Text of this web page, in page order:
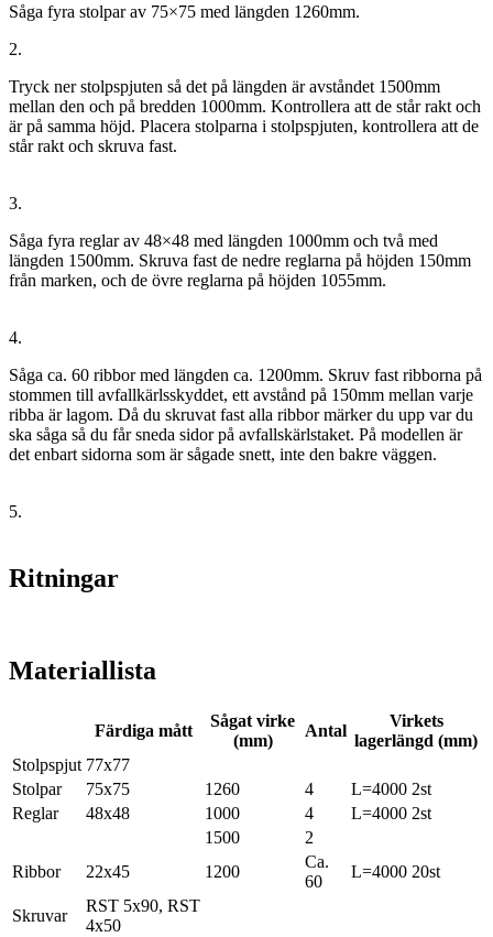
Såga fyra stolpar av 75×75 med längden 1260mm.
2.
Tryck ner stolpspjuten så det på längden är avståndet 1500mm
mellan den och på bredden 1000mm. Kontrollera att de står rakt och
är på samma höjd. Placera stolparna i stolpspjuten, kontrollera att de
står rakt och skruva fast.
3.
Såga fyra reglar av 48×48 med längden 1000mm och två med
längden 1500mm. Skruva fast de nedre reglarna på höjden 150mm
från marken, och de övre reglarna på höjden 1055mm.
4.
Såga ca. 60 ribbor med längden ca. 1200mm. Skruv fast ribborna på
stommen till avfallkärlsskyddet, ett avstånd på 150mm mellan varje
ribba är lagom. Då du skruvat fast alla ribbor märker du upp var du
ska såga så du får sneda sidor på avfallskärlstaket. På modellen är
det enbart sidorna som är sågade snett, inte den bakre väggen.
5.
Ritningar
Materiallista
Färdiga mått
Sågat virke
(mm)
Antal
Virkets
lagerlängd (mm)
Stolpspjut 77x77
Stolpar
75x75 1260 4
L=4000 2st
Reglar
48x48 1000 4
L=4000 2st
1500
2
Ribbor
22x45 1200
Ca.
60
L=4000 20st
Skruvar
RST 5x90, RST
4x50